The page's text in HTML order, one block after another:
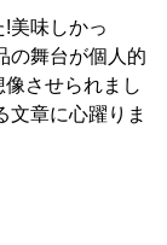
美味しかっ
の舞台が個人的
させられまし
文章に心躍りま